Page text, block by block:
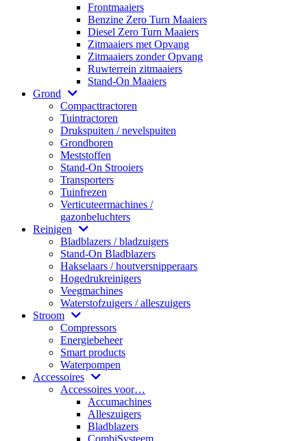
Frontmaaiers
Benzine Zero Turn Maaiers
Diesel Zero Turn Maaiers
Zitmaaiers met Opvang
Zitmaaiers zonder Opvang
Ruwterrein zitmaaiers
Stand-On Maaiers
Grond
Compacttractoren
Tuintractoren
Drukspuiten / nevelspuiten
Grondboren
Meststoffen
Stand-On Strooiers
Transporters
Tuinfrezen
Verticuteermachines /
gazonbeluchters
Reinigen
Bladblazers / bladzuigers
Stand-On Bladblazers
Hakselaars / houtversnipperaars
Hogedrukreinigers
Veegmachines
Waterstofzuigers / alleszuigers
Stroom
Compressors
Energiebeheer
Smart products
Waterpompen
Accessoires
Accessoires voor…
Accumachines
Alleszuigers
Bladblazers
CombiSysteem